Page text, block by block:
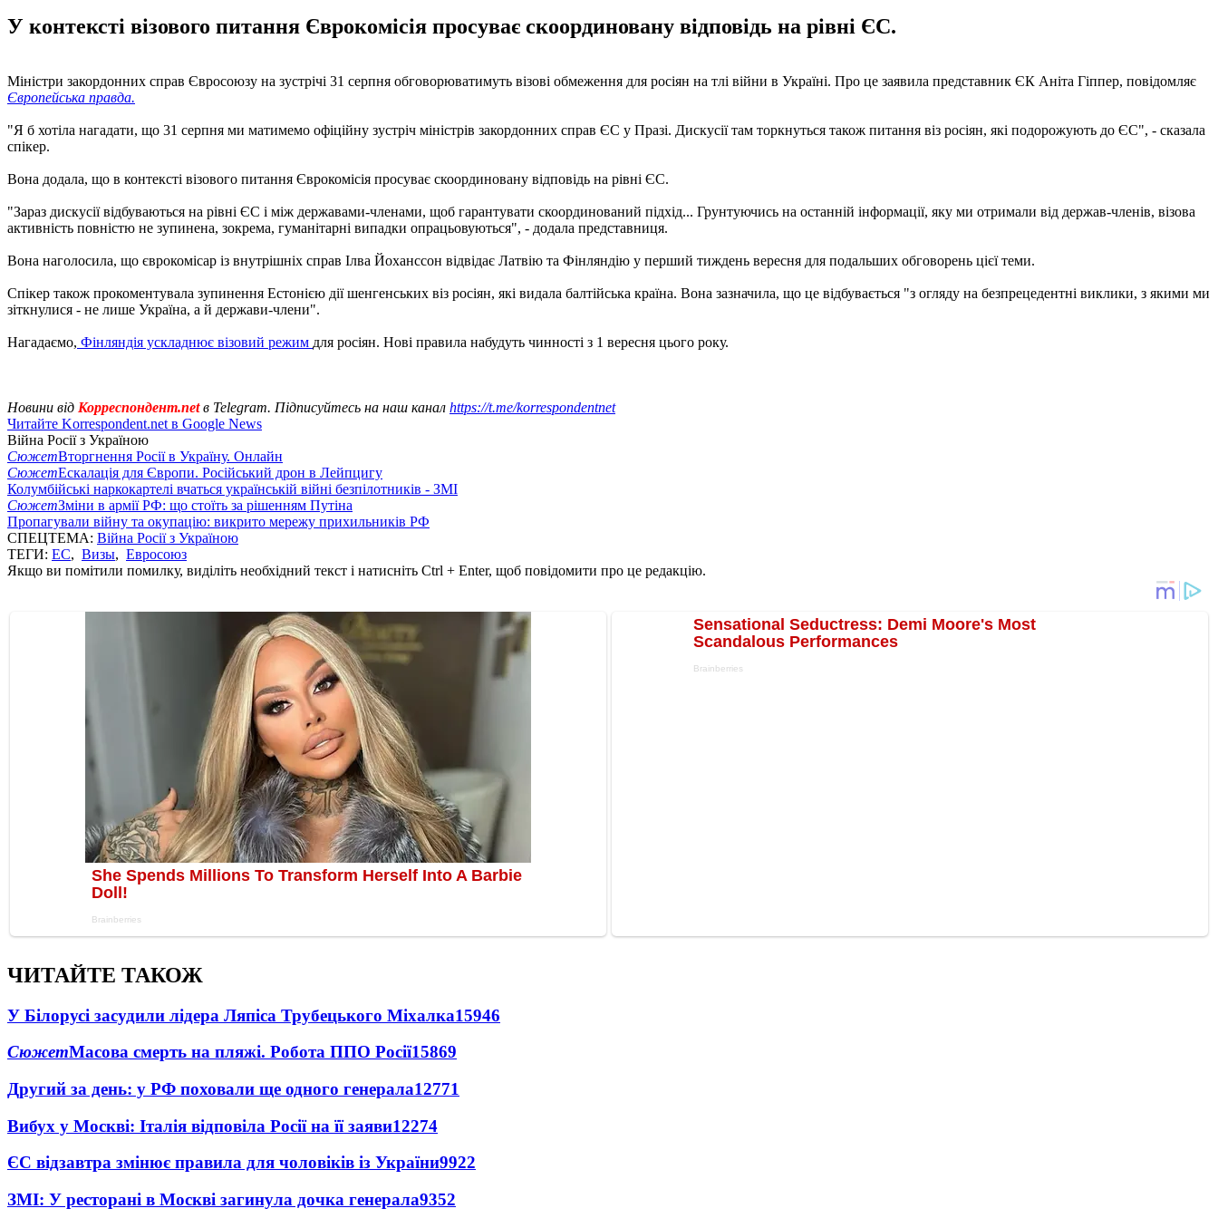
У контексті візового питання Єврокомісія просуває скоординовану відповідь на рівні ЄС.
Міністри закордонних справ Євросоюзу на зустрічі 31 серпня обговорюватимуть візові обмеження для росіян на тлі війни в Україні. Про це заявила представник ЄК Аніта Гіппер, повідомляє
Європейська правда.
"Я б хотіла нагадати, що 31 серпня ми матимемо офіційну зустріч міністрів закордонних справ ЄС у Празі. Дискусії там торкнуться також питання віз росіян, які подорожують до ЄС", - сказала
спікер.
Вона додала, що в контексті візового питання Єврокомісія просуває скоординовану відповідь на рівні ЄС.
"Зараз дискусії відбуваються на рівні ЄС і між державами-членами, щоб гарантувати скоординований підхід... Грунтуючись на останній інформації, яку ми отримали від держав-членів, візова
активність повністю не зупинена, зокрема, гуманітарні випадки опрацьовуються", - додала представниця.
Вона наголосила, що єврокомісар із внутрішніх справ Ілва Йоханссон відвідає Латвію та Фінляндію у перший тиждень вересня для подальших обговорень цієї теми.
Спікер також прокоментувала зупинення Естонією дії шенгенських віз росіян, які видала балтійська країна. Вона зазначила, що це відбувається "з огляду на безпрецедентні виклики, з якими ми
зіткнулися - не лише Україна, а й держави-члени".
Нагадаємо, Фінляндія ускладнює візовий режим для росіян. Нові правила набудуть чинності з 1 вересня цього року.
Новини від Корреспондент.netв Telegram. Підписуйтесь на наш канал https://t.me/korrespondentnet
Читайте Korrespondent.net в Google News
Війна Росії з Україною
СюжетВторгнення Росії в Україну. Онлайн
СюжетЕскалація для Європи. Російський дрон в Лейпцигу
Колумбійські наркокартелі вчаться українській війні безпілотників - ЗМІ
СюжетЗміни в армії РФ: що стоїть за рішенням Путіна
Пропагували війну та окупацію: викрито мережу прихильників РФ
СПЕЦТЕМА: Війна Росії з Україною
ТЕГИ: ЕС, Визы, Евросоюз
Якщо ви помітили помилку, виділіть необхідний текст і натисніть Ctrl + Enter, щоб повідомити про це редакцію.
ЧИТАЙТЕ ТАКОЖ
У Білорусі засудили лідера Ляпіса Трубецького Міхалка15946
СюжетМасова смерть на пляжі. Робота ППО Росії15869
Другий за день: у РФ поховали ще одного генерала12771
Вибух у Москві: Італія відповіла Росії на її заяви12274
ЄС відзавтра змінює правила для чоловіків із України9922
ЗМІ: У ресторані в Москві загинула дочка генерала9352